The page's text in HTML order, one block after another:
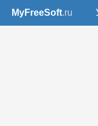
MyFreeSoft.ru